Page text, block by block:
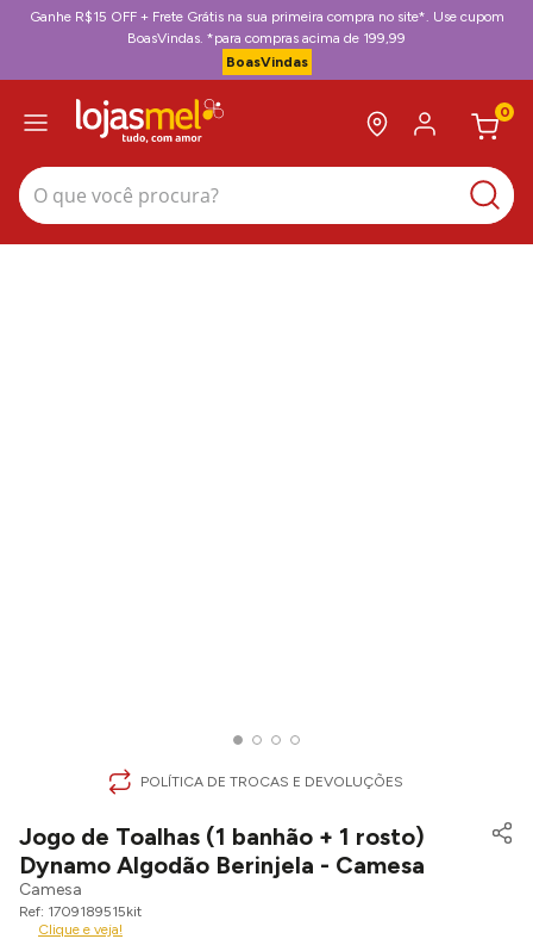
Ganhe R$15 OFF + Frete Grátis na sua primeira compra no site*. Use cupom
BoasVindas. *para compras acima de 199,99
BoasVindas
0
O que você procura?
POLÍTICA DE TROCAS E DEVOLUÇÕES
Jogo de Toalhas (1 banhão + 1 rosto)
Dynamo Algodão Berinjela - Camesa
Camesa
1709189515kit
Clique e veja!